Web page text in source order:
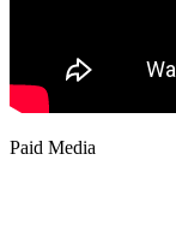
Paid Media